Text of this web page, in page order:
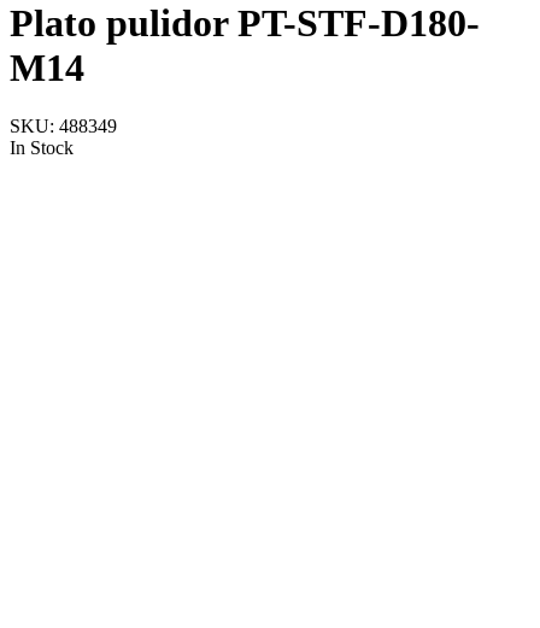
Plato pulidor PT-STF-D180-
M14
SKU: 488349
In Stock